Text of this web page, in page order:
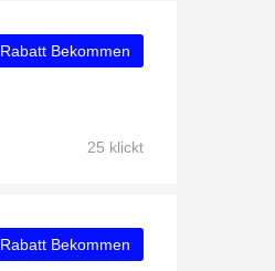
Rabatt Bekommen
25 klickt
Rabatt Bekommen